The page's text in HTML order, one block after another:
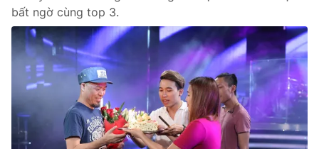
bất ngờ cùng top 3.